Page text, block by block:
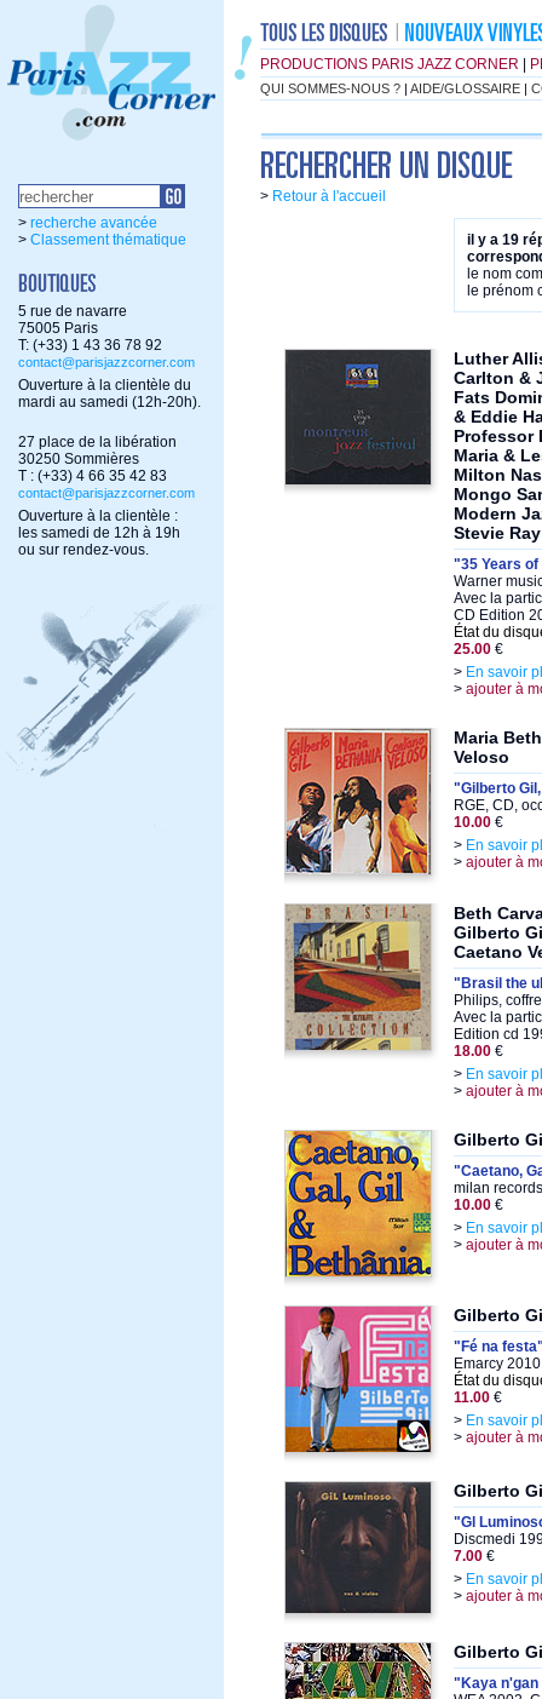
PRODUCTIONS PARIS JAZZ CORNER
QUI SOMMES-NOUS ? | AIDE/GLOSSAIRE |
> recherche avancée
> Classement thématique
5 rue de navarre
75005 Paris
T: (+33) 1 43 36 78 92
contact@parisjazzcorner.com
Ouverture à la clientèle du
mardi au samedi (12h-20h).
27 place de la libération
30250 Sommières
T : (+33) 4 66 35 42 83
contact@parisjazzcorner.com
Ouverture à la clientèle :
les samedi de 12h à 19h
ou sur rendez-vous.
> Retour à l'accueil
il y a 19
le nom
le prénom
Luther
Carlton &
Fats
& Eddie
Professor
Maria &
Milton
Mongo
Modern
Stevie
"35 Years
Warner
Avec la
CD Edition
État du
25.00 €
> En savoir
> ajouter à
Maria
Veloso
"Gilberto
RGE, CD,
10.00 €
> En savoir
> ajouter à
Beth
Gilberto
Caetano
"Brasil the
Philips,
Avec la
Edition cd
18.00 €
> En savoir
> ajouter à
Gilberto
"Caetano,
milan
10.00 €
> En savoir
> ajouter à
Gilberto
"Fé na
Emarcy
État du
11.00 €
> En savoir
> ajouter à
Gilberto
"Gl
Discmedi
7.00 €
> En savoir
> ajouter à
Gilberto
"Kaya n'gan